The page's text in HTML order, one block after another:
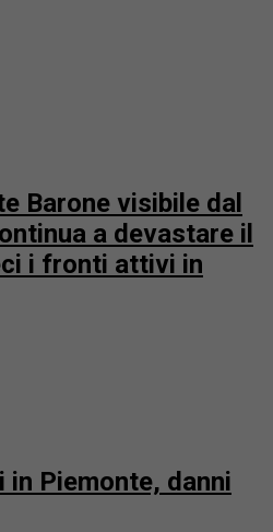
Barone visibile dal
a devastare il
i fronti attivi in
Piemonte, danni